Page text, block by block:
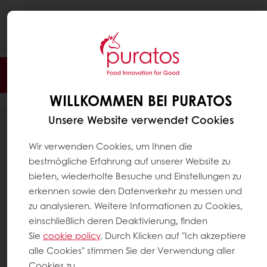
ERGEBNISSE
WILLKOMMEN BEI PURATOS
Unsere Website verwendet Cookies
Wir verwenden Cookies, um Ihnen die
bestmögliche Erfahrung auf unserer Website zu
bieten, wiederholte Besuche und Einstellungen zu
erkennen sowie den Datenverkehr zu messen und
zu analysieren. Weitere Informationen zu Cookies,
einschließlich deren Deaktivierung, finden
Sie cookie policy. Durch Klicken auf "Ich akzeptiere
alle Cookies" stimmen Sie der Verwendung aller